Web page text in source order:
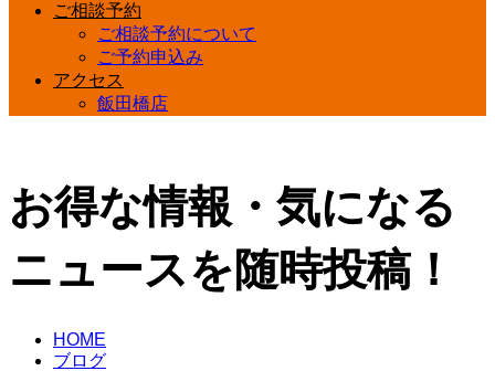
ご相談予約
ご相談予約について
ご予約申込み
アクセス
飯田橋店
お得な情報・気になる
ニュースを随時投稿！
HOME
ブログ